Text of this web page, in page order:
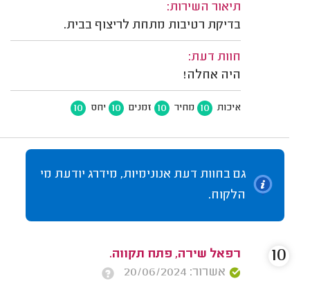
תיאור השירות:
בדיקת רטיבות מתחת לריצוף בבית.
חוות דעת:
היה אחלה!
איכות 10 מחיר 10 זמנים 10 יחס 10
גם בחוות דעת אנונימיות, מידרג יודעת מי
הלקוח.
רפאל שירה, פתח תקווה.
אשרור: 20/06/2024
10